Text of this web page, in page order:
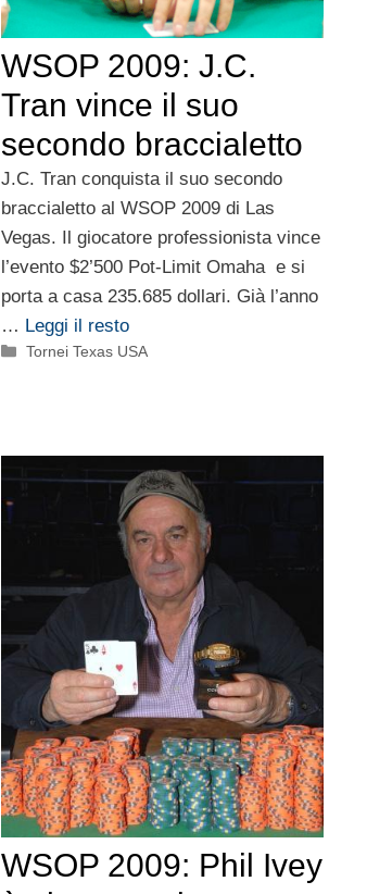
WSOP 2009: J.C.
Tran vince il suo
secondo braccialetto
J.C. Tran conquista il suo secondo
braccialetto al WSOP 2009 di Las
Vegas. Il giocatore professionista vince
l’evento $2’500 Pot-Limit Omaha e si
porta a casa 235.685 dollari. Già l’anno
… Leggi il resto
Categorie
Tornei Texas USA
WSOP 2009: Phil Ivey